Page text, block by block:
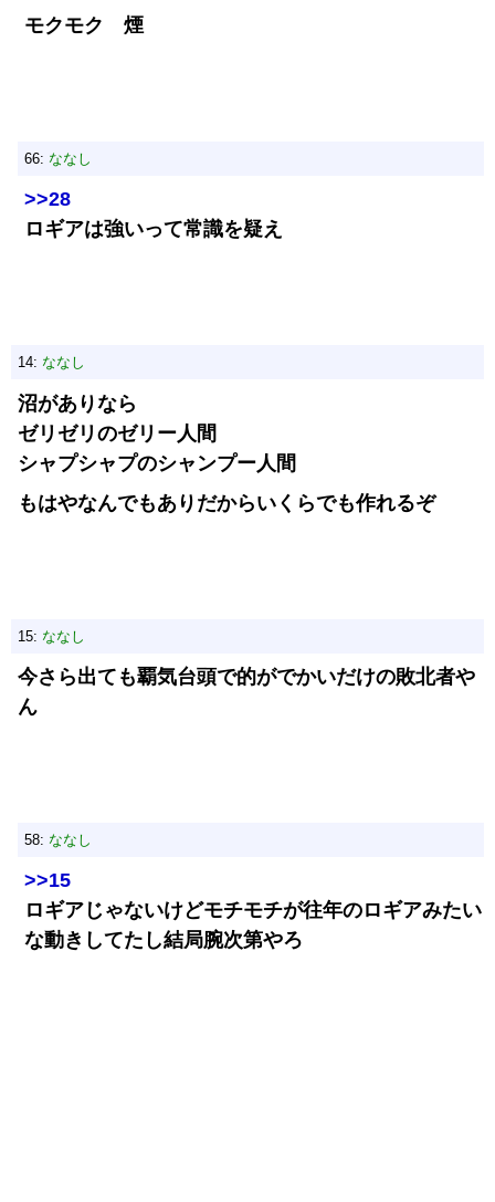
モクモク 煙
66: ななし
>>28
ロギアは強いって常識を疑え
14: ななし
沼がありなら
ゼリゼリのゼリー人間
シャプシャプのシャンプー人間
もはやなんでもありだからいくらでも作れるぞ
15: ななし
今さら出ても覇気台頭で的がでかいだけの敗北者や
ん
58: ななし
>>15
ロギアじゃないけどモチモチが往年のロギアみたい
な動きしてたし結局腕次第やろ